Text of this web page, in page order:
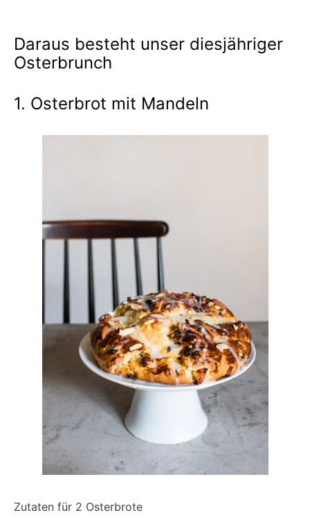
Daraus besteht unser diesjähriger
Osterbrunch
1. Osterbrot mit Mandeln
Zutaten für 2 Osterbrote